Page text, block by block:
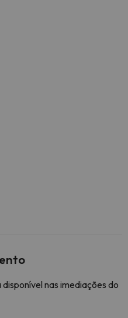
nas imediações do